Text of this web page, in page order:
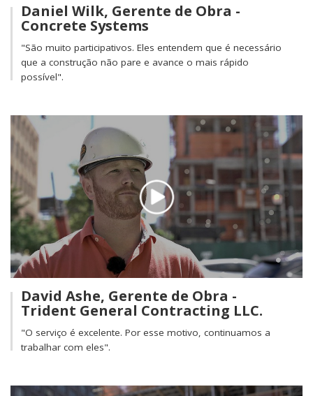
Daniel Wilk, Gerente de Obra -
Concrete Systems
"São muito participativos. Eles entendem que é necessário
que a construção não pare e avance o mais rápido
possível".
David Ashe, Gerente de Obra -
Trident General Contracting LLC.
"O serviço é excelente. Por esse motivo, continuamos a
trabalhar com eles".